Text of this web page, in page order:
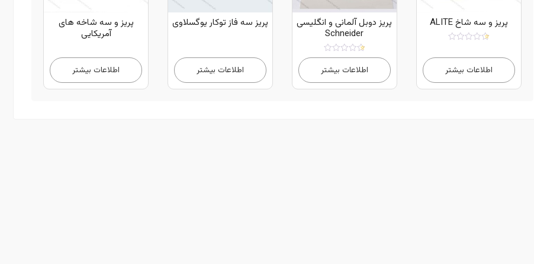
پریز و سه شاخ ALITE
5.00
از 5
اطلاعات بیشتر
پریز دوبل آلمانی و انگلیسی
Schneider
امتیاز
5.00
از 5
اطلاعات بیشتر
پریز سه فاز توکار یوگسلاوی
اطلاعات بیشتر
پریز و سه شاخه های
آمریکایی
اطلاعات بیشتر